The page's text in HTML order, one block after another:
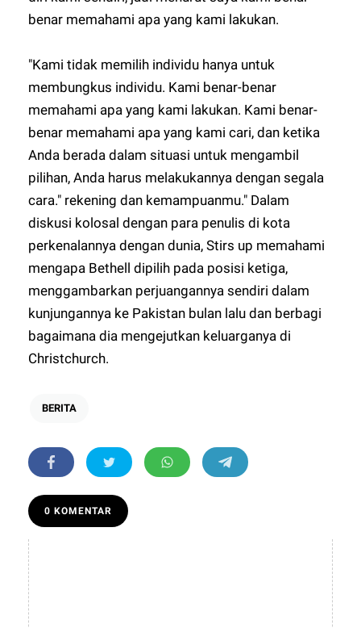
benar memahami apa yang kami lakukan.
"Kami tidak memilih individu hanya untuk
membungkus individu. Kami benar-benar
memahami apa yang kami lakukan. Kami benar-
benar memahami apa yang kami cari, dan ketika
Anda berada dalam situasi untuk mengambil
pilihan, Anda harus melakukannya dengan segala
cara." rekening dan kemampuanmu." Dalam
diskusi kolosal dengan para penulis di kota
perkenalannya dengan dunia, Stirs up memahami
mengapa Bethell dipilih pada posisi ketiga,
menggambarkan perjuangannya sendiri dalam
kunjungannya ke Pakistan bulan lalu dan berbagi
bagaimana dia mengejutkan keluarganya di
Christchurch.
BERITA
0 KOMENTAR